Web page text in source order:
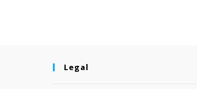
Legal